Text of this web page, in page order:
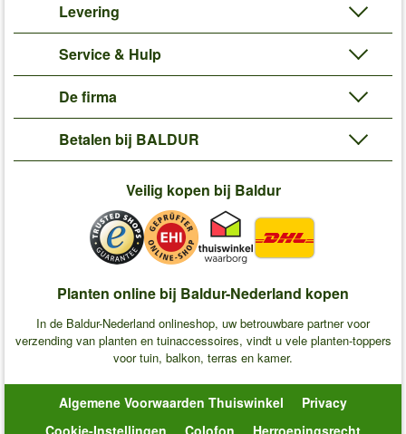
Levering
Service & Hulp
De firma
Betalen bij BALDUR
Veilig kopen bij Baldur
Planten online bij Baldur-Nederland kopen
In de Baldur-Nederland onlineshop, uw betrouwbare partner voor
verzending van planten en tuinaccessoires, vindt u vele planten-toppers
voor tuin, balkon, terras en kamer.
Algemene Voorwaarden Thuiswinkel
Privacy
Cookie-Instellingen
Colofon Herroepingsrecht